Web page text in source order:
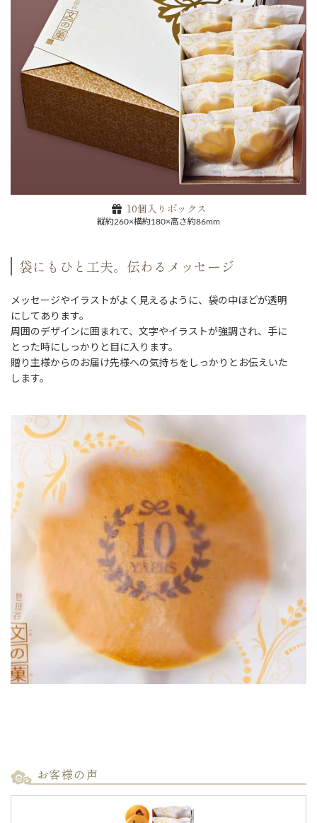
10個入りボックス
縦約260×横約180×高さ約86mm
袋にもひと工夫。伝わるメッセージ
メッセージやイラストがよく見えるように、袋の中ほどが透明
にしてあります。
周囲のデザインに囲まれて、文字やイラストが強調され、手に
とった時にしっかりと目に入ります。
贈り主様からのお届け先様への気持ちをしっかりとお伝えいた
します。
お客様の声